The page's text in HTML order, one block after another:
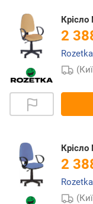
Крісло
2
Крісло
2